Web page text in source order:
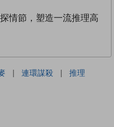
情節，塑造一流推理高
| 連環謀殺 | 推理